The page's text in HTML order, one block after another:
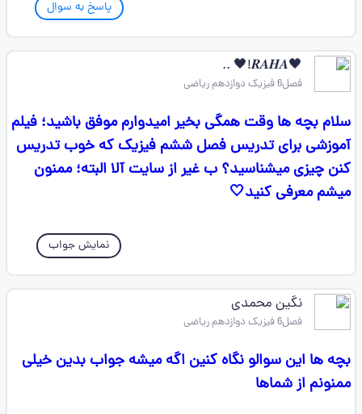
پاسخ به سوال
🖤𝑹𝑨𝑯𝑨!🖤 ..
فصل6 فیزیک دوازدهم ریاضی
سلام بچه ها وقت همگی بخیر امیدوارم موفق باشید؛ فیلم
آموزشی برای تدریس فصل ششم فیزیک که خوب تدریس
کنن چیزی میشناسید؟ ب غیر از سایت آلا البته؛ ممنون
میشم معرفی کنید🤍
نمایش جواب
نگین محمدی
فصل6 فیزیک دوازدهم ریاضی
بچه ها این سوالو نگاه کنین اگه میشه جواب بدین خیلی
ممنونم از شماها